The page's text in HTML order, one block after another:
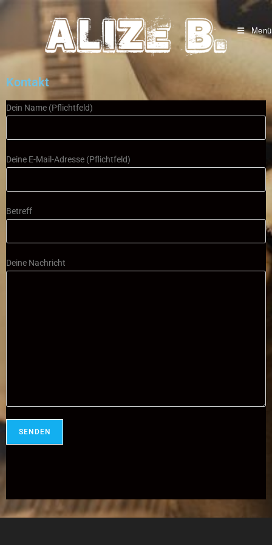
Menü
Kontakt
Dein Name (Pflichtfeld)
Deine E-Mail-Adresse (Pflichtfeld)
Betreff
Deine Nachricht